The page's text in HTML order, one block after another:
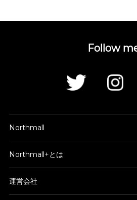
Follow
Northmall
Northmall+とは
運営会社